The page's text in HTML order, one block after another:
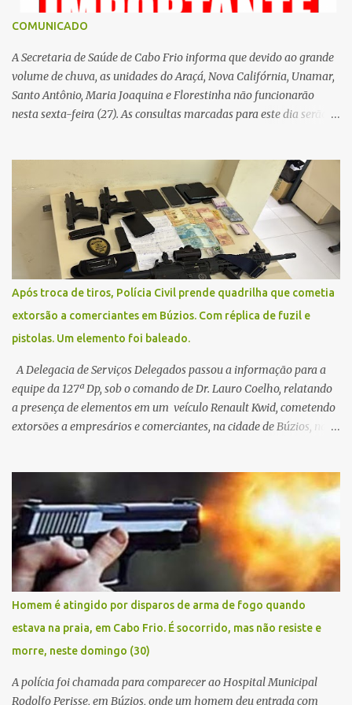
COMUNICADO
A Secretaria de Saúde de Cabo Frio informa que devido ao grande
volume de chuva, as unidades do Araçá, Nova Califórnia, Unamar,
Santo Antônio, Maria Joaquina e Florestinha não funcionarão
nesta sexta-feira (27). As consultas marcadas para este dia serão
Contamos com a compreensão de toda população, pois se trata de
uma situação climática que foge ao controle da administração
pública.
Após troca de tiros, Polícia Civil prende quadrilha que cometia
extorsão a comerciantes em Búzios. Com réplica de fuzil e
pistolas. Um elemento foi baleado.
A Delegacia de Serviços Delegados passou a informação para a
equipe da 127ª Dp, sob o comando de Dr. Lauro Coelho, relatando
a presença de elementos em um veículo Renault Kwid, cometendo
extorsões a empresários e comerciantes, na cidade de Búzios, na
fugir da cidade Buziana. Um dos detidos é policial civil e este foi
baleado na perna na troca de tiros . Na ocorrência, três armas,
pistolas e uma réplica de fuzil, foram apreendidas. O homem
baleado foi identificado como Claudio Bastos, conhecido no meio
político.
Homem é atingido por disparos de arma de fogo quando
estava na praia, em Cabo Frio. É socorrido, mas não resiste e
morre, neste domingo (30)
A polícia foi chamada para comparecer ao Hospital Municipal
Rodolfo Perisse, em Búzios, onde um homem deu entrada com